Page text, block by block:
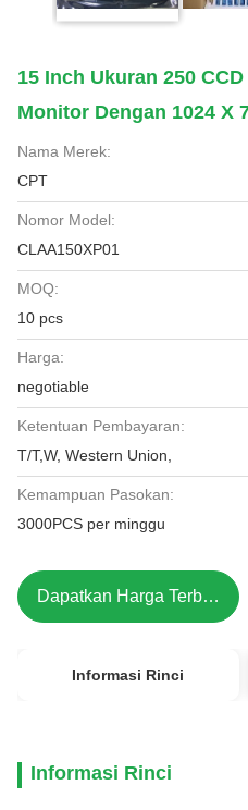
15 Inch Ukuran 250
Monitor Dengan 1024 X
Nama Merek:
CPT
Nomor Model:
CLAA150XP01
MOQ:
10 pcs
Harga:
negotiable
Ketentuan Pembayaran:
T/T,W, Western Union,
Kemampuan Pasokan:
3000PCS per minggu
Dapatkan Harga Terbaik
Informasi Rinci
Informasi Rinci